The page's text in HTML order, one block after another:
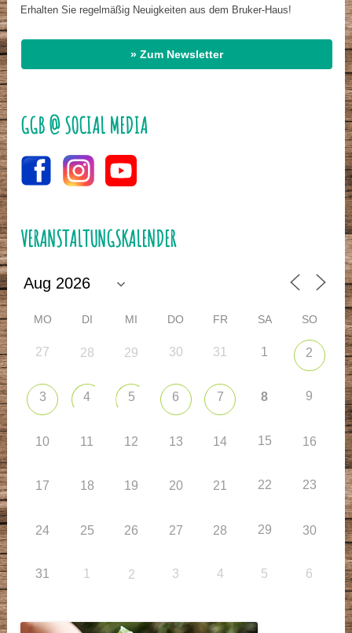
Erhalten Sie regelmäßig Neuigkeiten aus dem Bruker-Haus!
» Zum Newsletter
GGB @ SOCIAL MEDIA
VERANSTALTUNGSKALENDER
MO DI MI DO FR SA SO
27 28 29 30 31 1 2
3 4 5 6 7 8 9
10 11 12 13 14 15 16
17 18 19 20 21 22 23
24 25 26 27 28 29 30
31 1 2 3 4 5 6